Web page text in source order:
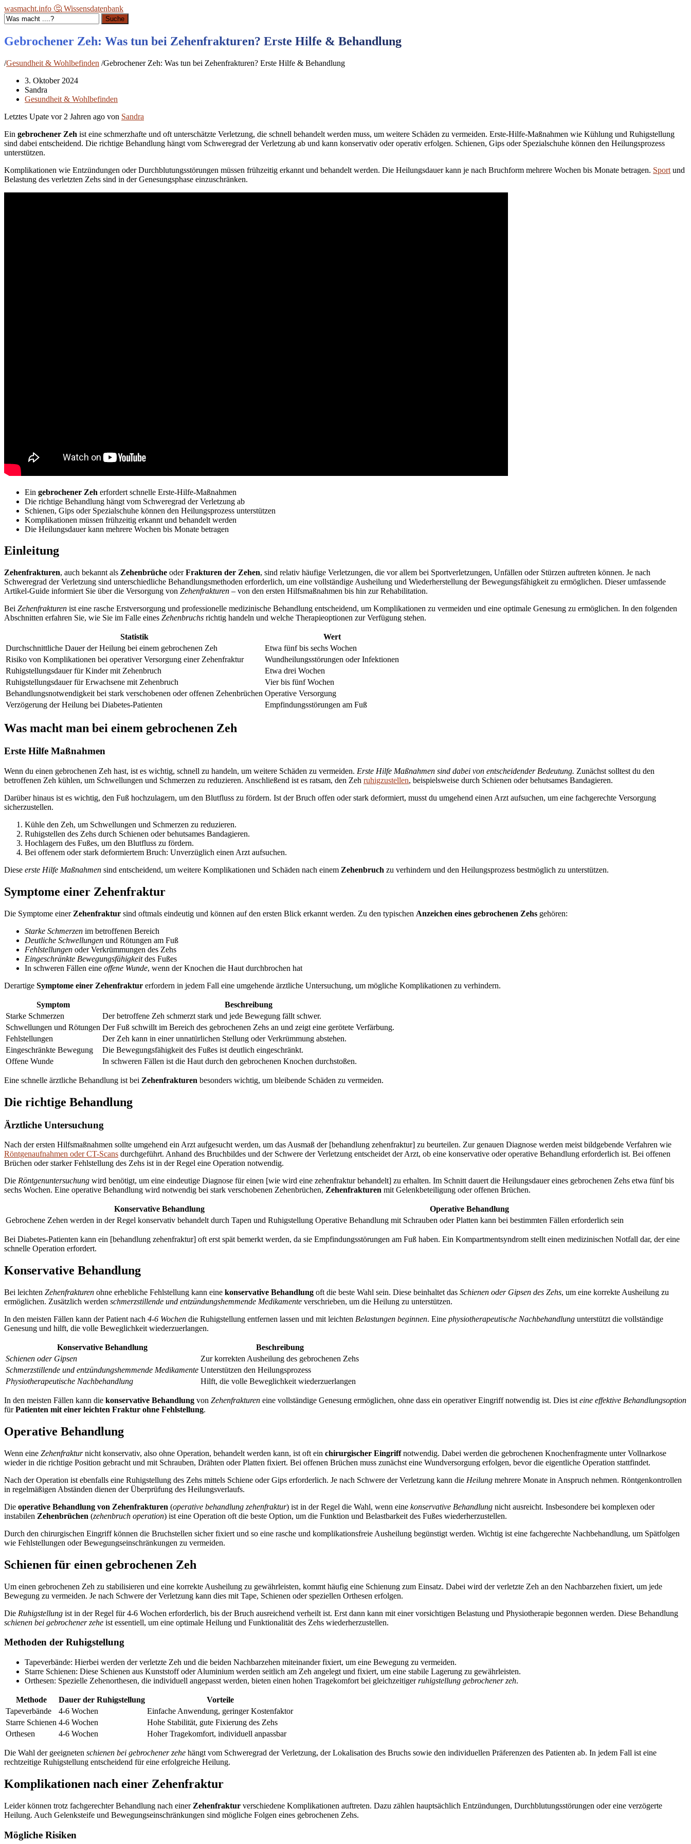
wasmacht.info 🤔 Wissensdatenbank
Suche
Gebrochener Zeh: Was tun bei Zehenfrakturen? Erste Hilfe & Behandlung
/Gesundheit & Wohlbefinden /Gebrochener Zeh: Was tun bei Zehenfrakturen? Erste Hilfe & Behandlung
3. Oktober 2024
Sandra
Gesundheit & Wohlbefinden
Letztes Upate vor 2 Jahren ago von Sandra
Ein gebrochener Zeh ist eine schmerzhafte und oft unterschätzte Verletzung, die schnell behandelt werden muss, um weitere Schäden zu vermeiden. Erste-Hilfe-Maßnahmen wie Kühlung und Ruhigstellung
sind dabei entscheidend. Die richtige Behandlung hängt vom Schweregrad der Verletzung ab und kann konservativ oder operativ erfolgen. Schienen, Gips oder Spezialschuhe können den Heilungsprozess
unterstützen.
Komplikationen wie Entzündungen oder Durchblutungsstörungen müssen frühzeitig erkannt und behandelt werden. Die Heilungsdauer kann je nach Bruchform mehrere Wochen bis Monate betragen. Sport und
Belastung des verletzten Zehs sind in der Genesungsphase einzuschränken.
Ein gebrochener Zeh erfordert schnelle Erste-Hilfe-Maßnahmen
Die richtige Behandlung hängt vom Schweregrad der Verletzung ab
Schienen, Gips oder Spezialschuhe können den Heilungsprozess unterstützen
Komplikationen müssen frühzeitig erkannt und behandelt werden
Die Heilungsdauer kann mehrere Wochen bis Monate betragen
Einleitung
Zehenfrakturen, auch bekannt als Zehenbrüche oderFrakturen der Zehen, sind relativ häufige Verletzungen, die vor allem bei Sportverletzungen, Unfällen oder Stürzen auftreten können. Je nach
Schweregrad der Verletzung sind unterschiedliche Behandlungsmethoden erforderlich, um eine vollständige Ausheilung und Wiederherstellung der Bewegungsfähigkeit zu ermöglichen. Dieser umfassende
Artikel-Guide informiert Sie über die Versorgung von Zehenfrakturen – von den ersten Hilfsmaßnahmen bis hin zur Rehabilitation.
Bei Zehenfrakturen ist eine rasche Erstversorgung und professionelle medizinische Behandlung entscheidend, um Komplikationen zu vermeiden und eine optimale Genesung zu ermöglichen. In den folgenden
Abschnitten erfahren Sie, wie Sie im Falle eines Zehenbruchs richtig handeln und welche Therapieoptionen zur Verfügung stehen.
Statistik
Wert
Durchschnittliche Dauer der Heilung bei einem gebrochenen Zeh
Etwa fünf bis sechs Wochen
Risiko von Komplikationen bei operativer Versorgung einer Zehenfraktur
Wundheilungsstörungen oder Infektionen
Ruhigstellungsdauer für Kinder mit Zehenbruch
Etwa drei Wochen
Ruhigstellungsdauer für Erwachsene mit Zehenbruch
Vier bis fünf Wochen
Behandlungsnotwendigkeit bei stark verschobenen oder offenen Zehenbrüchen Operative Versorgung
Verzögerung der Heilung bei Diabetes-Patienten
Empfindungsstörungen am Fuß
Was macht man bei einem gebrochenen Zeh
Erste Hilfe Maßnahmen
Wenn du einen gebrochenen Zeh hast, ist es wichtig, schnell zu handeln, um weitere Schäden zu vermeiden. Erste Hilfe Maßnahmen sind dabei von entscheidender Bedeutung. Zunächst solltest du den
betroffenen Zeh kühlen, um Schwellungen und Schmerzen zu reduzieren. Anschließend ist es ratsam, den Zeh ruhigzustellen, beispielsweise durch Schienen oder behutsames Bandagieren.
Darüber hinaus ist es wichtig, den Fuß hochzulagern, um den Blutfluss zu fördern. Ist der Bruch offen oder stark deformiert, musst du umgehend einen Arzt aufsuchen, um eine fachgerechte Versorgung
sicherzustellen.
Kühle den Zeh, um Schwellungen und Schmerzen zu reduzieren.
Ruhigstellen des Zehs durch Schienen oder behutsames Bandagieren.
Hochlagern des Fußes, um den Blutfluss zu fördern.
Bei offenem oder stark deformiertem Bruch: Unverzüglich einen Arzt aufsuchen.
Diese erste Hilfe Maßnahmen sind entscheidend, um weitere Komplikationen und Schäden nach einem Zehenbruch zu verhindern und den Heilungsprozess bestmöglich zu unterstützen.
Symptome einer Zehenfraktur
Die Symptome einer Zehenfraktur sind oftmals eindeutig und können auf den ersten Blick erkannt werden. Zu den typischen Anzeichen eines gebrochenen Zehs gehören:
Starke Schmerzen im betroffenen Bereich
Deutliche Schwellungen und Rötungen am Fuß
Fehlstellungen oder Verkrümmungen des Zehs
Eingeschränkte Bewegungsfähigkeitdes Fußes
In schweren Fällen eine offene Wunde, wenn der Knochen die Haut durchbrochen hat
Derartige Symptome einer Zehenfraktur erfordern in jedem Fall eine umgehende ärztliche Untersuchung, um mögliche Komplikationen zu verhindern.
Symptom
Beschreibung
Starke Schmerzen
Der betroffene Zeh schmerzt stark und jede Bewegung fällt schwer.
Schwellungen und Rötungen Der Fuß schwillt im Bereich des gebrochenen Zehs an und zeigt eine gerötete Verfärbung.
Fehlstellungen
Der Zeh kann in einer unnatürlichen Stellung oder Verkrümmung abstehen.
Eingeschränkte Bewegung
Die Bewegungsfähigkeit des Fußes ist deutlich eingeschränkt.
Offene Wunde
In schweren Fällen ist die Haut durch den gebrochenen Knochen durchstoßen.
Eine schnelle ärztliche Behandlung ist bei Zehenfrakturen besonders wichtig, um bleibende Schäden zu vermeiden.
Die richtige Behandlung
Ärztliche Untersuchung
Nach der ersten Hilfsmaßnahmen sollte umgehend ein Arzt aufgesucht werden, um das Ausmaß der [behandlung zehenfraktur] zu beurteilen. Zur genauen Diagnose werden meist bildgebende Verfahren wie
Röntgenaufnahmen oder CT-Scans durchgeführt. Anhand des Bruchbildes und der Schwere der Verletzung entscheidet der Arzt, ob eine konservative oder operative Behandlung erforderlich ist. Bei offenen
Brüchen oder starker Fehlstellung des Zehs ist in der Regel eine Operation notwendig.
Die Röntgenuntersuchung wird benötigt, um eine eindeutige Diagnose für einen [wie wird eine zehenfraktur behandelt] zu erhalten. Im Schnitt dauert die Heilungsdauer eines gebrochenen Zehs etwa fünf bis
sechs Wochen. Eine operative Behandlung wird notwendig bei stark verschobenen Zehenbrüchen, Zehenfrakturen mit Gelenkbeteiligung oder offenen Brüchen.
Konservative Behandlung
Operative Behandlung
Gebrochene Zehen werden in der Regel konservativ behandelt durch Tapen und Ruhigstellung Operative Behandlung mit Schrauben oder Platten kann bei bestimmten Fällen erforderlich sein
Bei Diabetes-Patienten kann ein [behandlung zehenfraktur] oft erst spät bemerkt werden, da sie Empfindungsstörungen am Fuß haben. Ein Kompartmentsyndrom stellt einen medizinischen Notfall dar, der eine
schnelle Operation erfordert.
Konservative Behandlung
Bei leichten Zehenfrakturen ohne erhebliche Fehlstellung kann eine konservative Behandlung oft die beste Wahl sein. Diese beinhaltet das Schienen oder Gipsen des Zehs, um eine korrekte Ausheilung zu
ermöglichen. Zusätzlich werden schmerzstillende und entzündungshemmende Medikamente verschrieben, um die Heilung zu unterstützen.
In den meisten Fällen kann der Patient nach 4-6 Wochen die Ruhigstellung entfernen lassen und mit leichten Belastungen beginnen. Eine physiotherapeutische Nachbehandlung unterstützt die vollständige
Genesung und hilft, die volle Beweglichkeit wiederzuerlangen.
Konservative Behandlung
Beschreibung
Schienen oder Gipsen
Zur korrekten Ausheilung des gebrochenen Zehs
Schmerzstillende und entzündungshemmende Medikamente Unterstützen den Heilungsprozess
Physiotherapeutische Nachbehandlung
Hilft, die volle Beweglichkeit wiederzuerlangen
In den meisten Fällen kann die konservative Behandlung von Zehenfrakturen eine vollständige Genesung ermöglichen, ohne dass ein operativer Eingriff notwendig ist. Dies ist eine effektive Behandlungsoption
fürPatienten mit einer leichten Fraktur ohne Fehlstellung.
Operative Behandlung
Wenn eine Zehenfrakturnicht konservativ, also ohne Operation, behandelt werden kann, ist oft ein chirurgischer Eingriffnotwendig. Dabei werden die gebrochenen Knochenfragmente unter Vollnarkose
wieder in die richtige Position gebracht und mit Schrauben, Drähten oder Platten fixiert. Bei offenen Brüchen muss zunächst eine Wundversorgung erfolgen, bevor die eigentliche Operation stattfindet.
Nach der Operation ist ebenfalls eine Ruhigstellung des Zehs mittels Schiene oder Gips erforderlich. Je nach Schwere der Verletzung kann die Heilung mehrere Monate in Anspruch nehmen. Röntgenkontrollen
in regelmäßigen Abständen dienen der Überprüfung des Heilungsverlaufs.
Die operative Behandlung von Zehenfrakturen (operative behandlung zehenfraktur) ist in der Regel die Wahl, wenn eine konservative Behandlung nicht ausreicht. Insbesondere bei komplexen oder
instabilen Zehenbrüchen (zehenbruch operation) ist eine Operation oft die beste Option, um die Funktion und Belastbarkeit des Fußes wiederherzustellen.
Durch den chirurgischen Eingriff können die Bruchstellen sicher fixiert und so eine rasche und komplikationsfreie Ausheilung begünstigt werden. Wichtig ist eine fachgerechte Nachbehandlung, um Spätfolgen
wie Fehlstellungen oder Bewegungseinschränkungen zu vermeiden.
Schienen für einen gebrochenen Zeh
Um einen gebrochenen Zeh zu stabilisieren und eine korrekte Ausheilung zu gewährleisten, kommt häufig eine Schienung zum Einsatz. Dabei wird der verletzte Zeh an den Nachbarzehen fixiert, um jede
Bewegung zu vermeiden. Je nach Schwere der Verletzung kann dies mit Tape, Schienen oder speziellen Orthesen erfolgen.
Die Ruhigstellung ist in der Regel für 4-6 Wochen erforderlich, bis der Bruch ausreichend verheilt ist. Erst dann kann mit einer vorsichtigen Belastung und Physiotherapie begonnen werden. Diese Behandlung
schienen bei gebrochener zehe ist essentiell, um eine optimale Heilung und Funktionalität des Zehs wiederherzustellen.
Methoden der Ruhigstellung
Tapeverbände: Hierbei werden der verletzte Zeh und die beiden Nachbarzehen miteinander fixiert, um eine Bewegung zu vermeiden.
Starre Schienen: Diese Schienen aus Kunststoff oder Aluminium werden seitlich am Zeh angelegt und fixiert, um eine stabile Lagerung zu gewährleisten.
Orthesen: Spezielle Zehenorthesen, die individuell angepasst werden, bieten einen hohen Tragekomfort bei gleichzeitigerruhigstellung gebrochener zeh.
Methode Dauer der Ruhigstellung
Vorteile
Tapeverbände
4-6 Wochen
Einfache Anwendung, geringer Kostenfaktor
Starre Schienen 4-6 Wochen
Hohe Stabilität, gute Fixierung des Zehs
Orthesen
4-6 Wochen Hoher Tragekomfort, individuell anpassbar
Die Wahl der geeigneten schienen bei gebrochener zehe hängt vom Schweregrad der Verletzung, der Lokalisation des Bruchs sowie den individuellen Präferenzen des Patienten ab. In jedem Fall ist eine
rechtzeitige Ruhigstellung entscheidend für eine erfolgreiche Heilung.
Komplikationen nach einer Zehenfraktur
Leider können trotz fachgerechter Behandlung nach einer Zehenfraktur verschiedene Komplikationen auftreten. Dazu zählen hauptsächlich Entzündungen, Durchblutungsstörungen oder eine verzögerte
Heilung. Auch Gelenksteife und Bewegungseinschränkungen sind mögliche Folgen eines gebrochenen Zehs.
Mögliche Risiken